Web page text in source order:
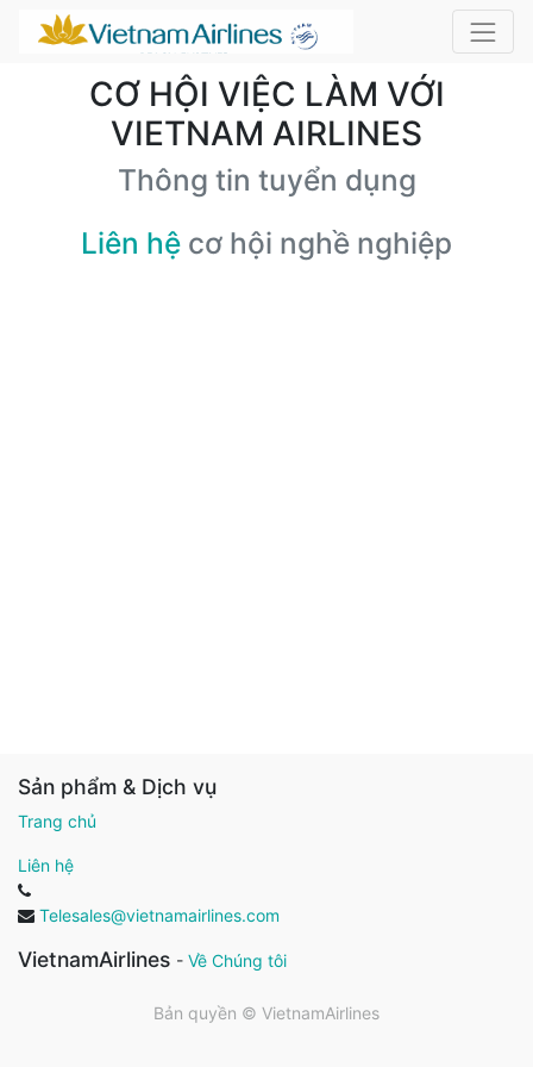
CƠ HỘI VIỆC LÀM VỚI
VIETNAM AIRLINES
Thông tin tuyển dụng
Liên hệ cơ hội nghề nghiệp
Sản phẩm & Dịch vụ
Trang chủ
Liên hệ
Telesales@vietnamairlines.com
VietnamAirlines - Về Chúng tôi
Bản quyền © VietnamAirlines